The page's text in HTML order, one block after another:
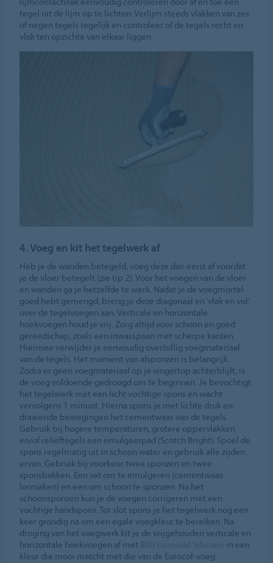
tegel uit de lijm op te lichten. Verlijm steeds vlakken van zes
of negen tegels tegelijk en controleer of de tegels recht en
vlak ten opzichte van elkaar liggen.
4. Voeg en kit het tegelwerk af
Heb je de wanden betegeld, voeg deze dan eerst af voordat
je de vloer betegelt (zie tip 2). Voor het voegen van de vloer
en wanden ga je hetzelfde te werk. Nadat je de voegmortel
goed hebt gemengd, breng je deze diagonaal en ‘vlak en vol’
over de tegelvoegen aan. Verticale en horizontale
hoekvoegen houd je vrij. Zorg altijd voor schoon en goed
gereedschap, zoals een inwasspaan met scherpe kanten.
Hiermee verwijder je eenvoudig overtollig voegmateriaal
van de tegels. Het moment van afsponzen is belangrijk.
Zodra er geen voegmateriaal op je vingertop achterblijft, is
de voeg voldoende gedroogd om te beginnen. Je bevochtigt
het tegelwerk met een licht vochtige spons en wacht
vervolgens 1 minuut. Hierna spons je met lichte druk en
draaiende bewegingen het cementwaas van de tegels.
Gebruik bij hogere temperaturen, grotere oppervlakken
en/of reliëftegels een emulgeerpad (Scotch Bright). Spoel de
spons regelmatig uit in schoon water en gebruik alle zijden
ervan. Gebruik bij voorkeur twee sponzen en twee
sponsbakken. Een set om te emulgeren (cementwaas
losmaken) en een om schoon te sponzen. Na het
schoonsponzen kun je de voegen corrigeren met een
vochtige handspons. Tot slot spons je het tegelwerk nog een
keer grondig na om een egale voegkleur te bereiken. Na
droging van het voegwerk kit je de vrijgehouden verticale en
horizontale hoekvoegen af met
in een
kleur die mooi matcht met die van de Eurocol-voeg.